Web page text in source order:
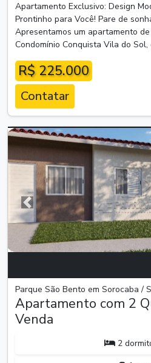
Apartamento Exclusivo: Design
Prontinho para Você! Pare de
Apresentamos um apartamento
Condomínio Conquista Vila do Sol,
R$ 225.000
Contatar
Anterior
Parque São Bento em Sorocaba /
Apartamento com 2
Venda
2